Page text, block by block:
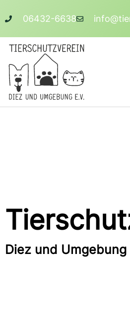
06432-6638
Diez und Umgebung